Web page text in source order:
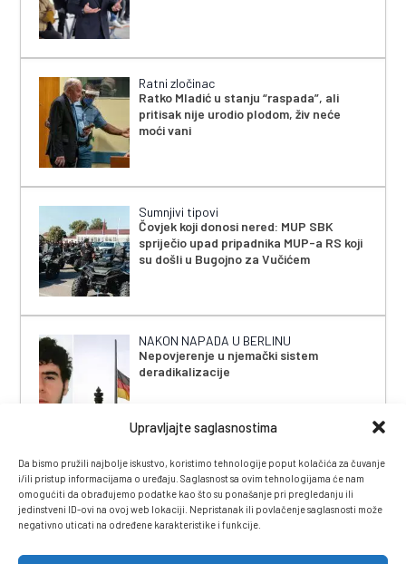
Upravljajte saglasnostima
Da bismo pružili najbolje iskustvo, koristimo tehnologije poput kolačića za čuvanje
i/ili pristup informacijama o uređaju. Saglasnost sa ovim tehnologijama će nam
omogućiti da obrađujemo podatke kao što su ponašanje pri pregledanju ili
jedinstveni ID-ovi na ovoj web lokaciji. Nepristanak ili povlačenje saglasnosti može
negativno uticati na određene karakteristike i funkcije.
Ratni zločinac
Ratko Mladić u stanju “raspada”, ali
pritisak nije urodio plodom, živ neće
moći vani
Sumnjivi tipovi
Čovjek koji donosi nered: MUP SBK
spriječio upad pripadnika MUP-a RS koji
su došli u Bugojno za Vučićem
NAKON NAPADA U BERLINU
Nepovjerenje u njemački sistem
deradikalizacije